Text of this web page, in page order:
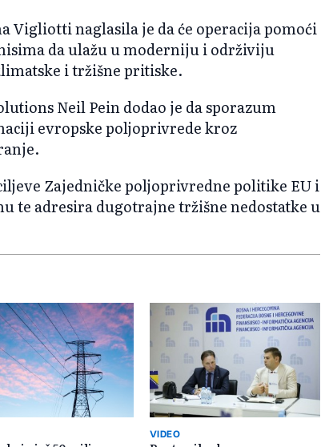
Vigliotti naglasila je da će operacija pomoći
da ulažu u moderniju i održiviju
i tržišne pritiske.
Neil Pein dodao je da sporazum
evropske poljoprivrede kroz
Zajedničke poljoprivredne politike EU i
te adresira dugotrajne tržišne nedostatke u
VIDEO